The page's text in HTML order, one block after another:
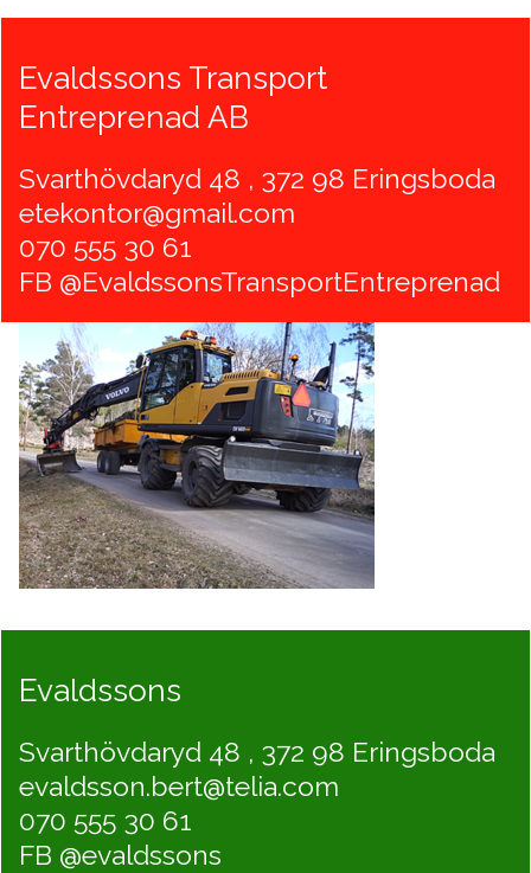
Evaldssons Transport
Entreprenad AB
Svarthövdaryd 48 , 372 98 Eringsboda
etekontor@gmail.com
070 555 30 61
FB @EvaldssonsTransportEntreprenad
Evaldssons
Svarthövdaryd 48 , 372 98 Eringsboda
evaldsson.bert@telia.com
070 555 30 61
FB @evaldssons